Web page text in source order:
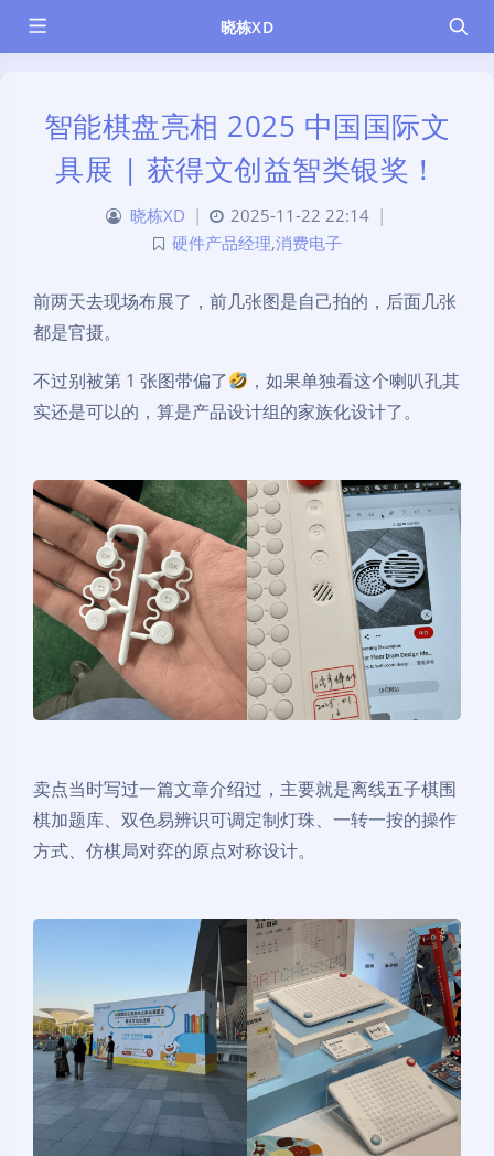
晓栋XD
智能棋盘亮相 2025 中国国际文
具展 | 获得文创益智类银奖！
晓栋XD | 2025-11-22 22:14 |
硬件产品经理,消费电子
前两天去现场布展了，前几张图是自己拍的，后面几张
都是官摄。
不过别被第 1 张图带偏了
，如果单独看这个喇叭孔其
实还是可以的，算是产品设计组的家族化设计了。
卖点当时写过一篇文章介绍过，主要就是离线五子棋围
棋加题库、双色易辨识可调定制灯珠、一转一按的操作
方式、仿棋局对弈的原点对称设计。